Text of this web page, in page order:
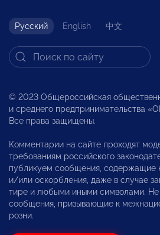
Русский English 中文
© 2023 Общероссийская
и среднего предпринимательства
Все права защищены.
Комментарии на сайте проходят
требованиям российского
публикуем сообщения, содержащие
и/или оскорбления, даже в случае
тире и любыми иными символами. Не
сообщения, призывающие к
розни.